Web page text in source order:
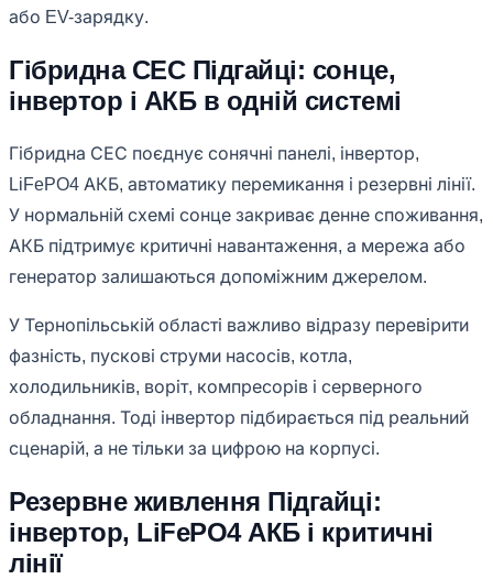
або EV-зарядку.
Гібридна СЕС Підгайці: сонце,
інвертор і АКБ в одній системі
Гібридна СЕС поєднує сонячні панелі, інвертор,
LiFePO4 АКБ, автоматику перемикання і резервні лінії.
У нормальній схемі сонце закриває денне споживання,
АКБ підтримує критичні навантаження, а мережа або
генератор залишаються допоміжним джерелом.
У Тернопільській області важливо відразу перевірити
фазність, пускові струми насосів, котла,
холодильників, воріт, компресорів і серверного
обладнання. Тоді інвертор підбирається під реальний
сценарій, а не тільки за цифрою на корпусі.
Резервне живлення Підгайці:
інвертор, LiFePO4 АКБ і критичні
лінії